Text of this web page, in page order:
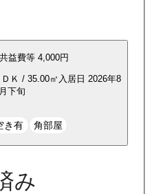
共益費等 4,000円
ＤＫ / 35.00㎡ 入居日 2026年8
月下旬
き有 角部屋
み